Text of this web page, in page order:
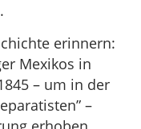
erinnern:
Mexikos in
– um in der
–